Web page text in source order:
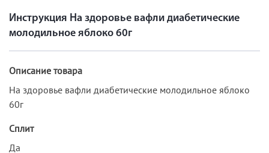
Инструкция На здоровье вафли диабетические
молодильное яблоко 60г
Описание товара
На здоровье вафли диабетические молодильное яблоко
60г
Сплит
Да